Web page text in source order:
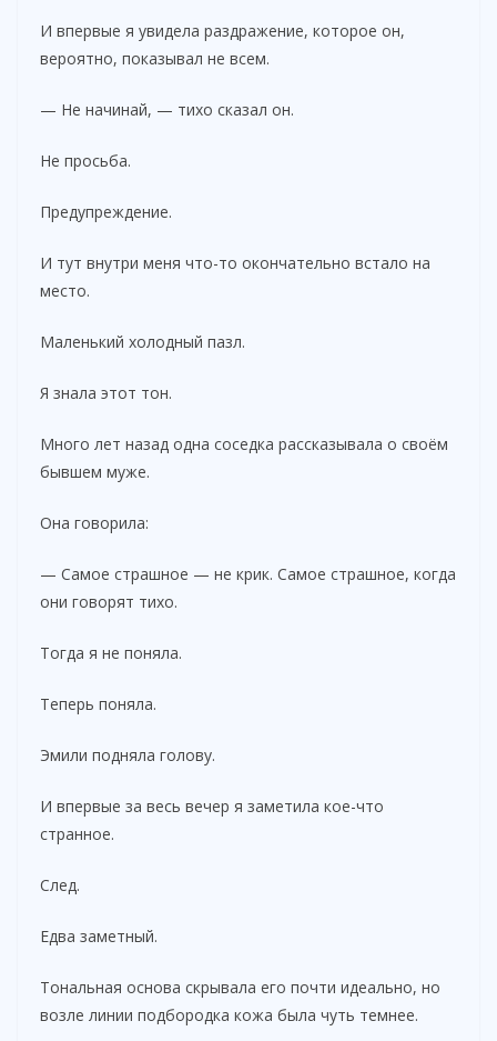
И впервые я увидела раздражение, которое он,
вероятно, показывал не всем.
— Не начинай, — тихо сказал он.
Не просьба.
Предупреждение.
И тут внутри меня что-то окончательно встало на
место.
Маленький холодный пазл.
Я знала этот тон.
Много лет назад одна соседка рассказывала о своём
бывшем муже.
Она говорила:
— Самое страшное — не крик. Самое страшное, когда
они говорят тихо.
Тогда я не поняла.
Теперь поняла.
Эмили подняла голову.
И впервые за весь вечер я заметила кое-что
странное.
След.
Едва заметный.
Тональная основа скрывала его почти идеально, но
возле линии подбородка кожа была чуть темнее.